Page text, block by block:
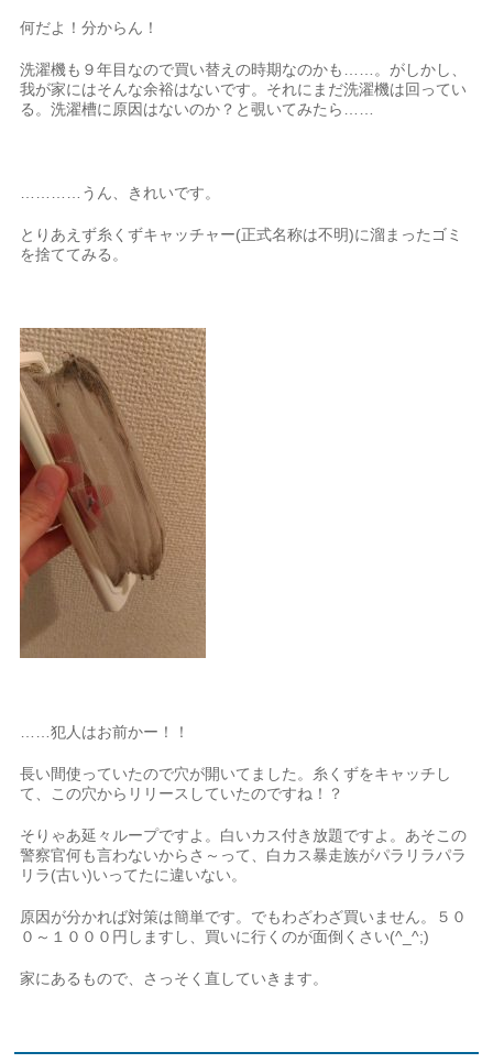
何だよ！分からん！
洗濯機も９年目なので買い替えの時期なのかも……。がしかし、
我が家にはそんな余裕はないです。それにまだ洗濯機は回ってい
る。洗濯槽に原因はないのか？と覗いてみたら……
…………うん、きれいです。
とりあえず糸くずキャッチャー(正式名称は不明)に溜まったゴミ
を捨ててみる。
……犯人はお前かー！！
長い間使っていたので穴が開いてました。糸くずをキャッチし
て、この穴からリリースしていたのですね！？
そりゃあ延々ループですよ。白いカス付き放題ですよ。あそこの
警察官何も言わないからさ～って、白カス暴走族がパラリラパラ
リラ(古い)いってたに違いない。
原因が分かれば対策は簡単です。でもわざわざ買いません。５０
０～１０００円しますし、買いに行くのが面倒くさい(^_^;)
家にあるもので、さっそく直していきます。